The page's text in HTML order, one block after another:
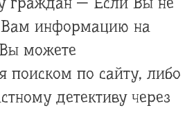
информацию на
можете
поиском по сайту, либо
детективу через